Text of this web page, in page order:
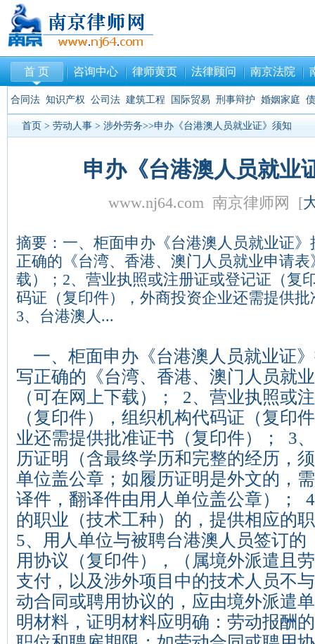
首 页 咨询中心 律师黄页 法律顾问 南京法院
合同法 知识产权 公司法 建筑工程 国际贸易 刑事辩护 婚姻家庭
首页 > 劳动人事 > 涉外劳务>>申办《台港澳人员就业证》须知
申办《台港澳人员就业
www.nj64.com 南京律师网 [
摘要：一、柜面申办《台港澳人员就业证
正确的《台湾、香港、澳门人员就业申请
载）；2、营业执照或注册证或登记证（复
码证（复印件），外商投资企业还需提供
3、台港澳人...
一、柜面申办《台港澳人员就业证
写正确的《台湾、香港、澳门人员就
（可在网上下载）； 2、营业执照或
（复印件），组织机构代码证（复印
业还需提供批准证书（复印件）； 3
历证明（含最终学历和完整的经历，
单位盖公章；如履历证明是外文的，
译件，翻译件由用人单位盖公章）；
的职业（技术工种）的，提供相应的
5、用人单位与被聘台港澳人员签订的
用协议（复印件），（属境外派遣且
支付，以及涉外项目中的技术人员不
动合同或聘用协议的，应由境外派遣
明材料，证明材料应明确：劳动报酬